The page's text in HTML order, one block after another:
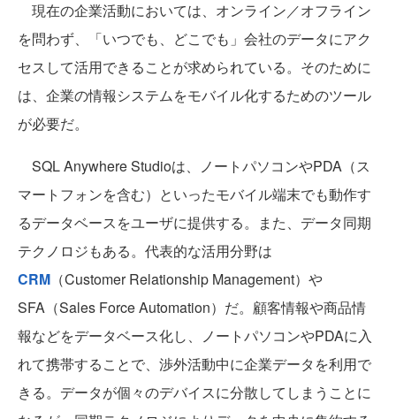
現在の企業活動においては、オンライン／オフライン
を問わず、「いつでも、どこでも」会社のデータにアク
セスして活用できることが求められている。そのために
は、企業の情報システムをモバイル化するためのツール
が必要だ。
SQL Anywhere Studioは、ノートパソコンやPDA（ス
マートフォンを含む）といったモバイル端末でも動作す
るデータベースをユーザに提供する。また、データ同期
テクノロジもある。代表的な活用分野は
CRM （Customer Relationship Management）や
SFA（Sales Force Automation）だ。顧客情報や商品情
報などをデータベース化し、ノートパソコンやPDAに入
れて携帯することで、渉外活動中に企業データを利用で
きる。データが個々のデバイスに分散してしまうことに